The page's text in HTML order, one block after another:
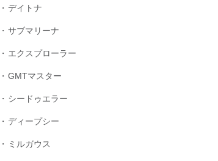
デイトナ
サブマリーナ
エクスプローラー
GMTマスター
シードゥエラー
ディープシー
ミルガウス